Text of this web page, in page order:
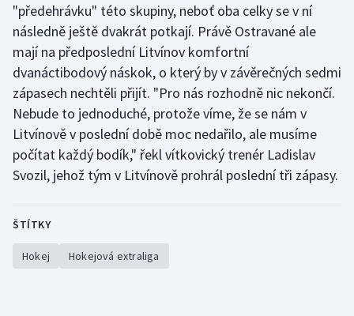
"předehrávku" této skupiny, neboť oba celky se v ní
následně ještě dvakrát potkají. Právě Ostravané ale
mají na předposlední Litvínov komfortní
dvanáctibodový náskok, o který by v závěrečných sedmi
zápasech nechtěli přijít. "Pro nás rozhodně nic nekončí.
Nebude to jednoduché, protože víme, že se nám v
Litvínově v poslední době moc nedařilo, ale musíme
počítat každý bodík," řekl vítkovický trenér Ladislav
Svozil, jehož tým v Litvínově prohrál poslední tři zápasy.
ŠTÍTKY
Hokej Hokejová extraliga